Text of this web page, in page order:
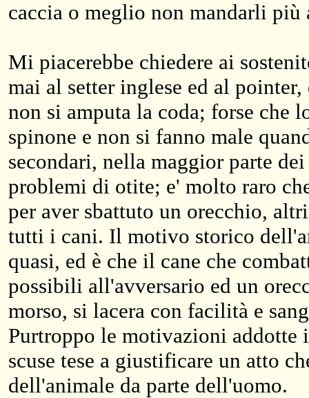
caccia o meglio non mandarli più
Mi piacerebbe chiedere ai
mai al setter inglese ed al
non si amputa la coda; forse che
spinone e non si fanno male
secondari, nella maggior parte
problemi di otite; e' molto raro
per aver sbattuto un orecchio,
tutti i cani. Il motivo storico
quasi, ed è che il cane che
possibili all'avversario ed un
morso, si lacera con facilità e
Purtroppo le motivazioni addotte
scuse tese a giustificare un atto
dell'animale da parte dell'uomo.